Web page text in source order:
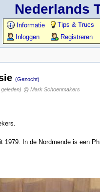
Nederlands
Informatie Tips & Trucs
Inloggen
Registreren
(Gezocht)
@ Mark Schoenmakers
In de Nordmende is een